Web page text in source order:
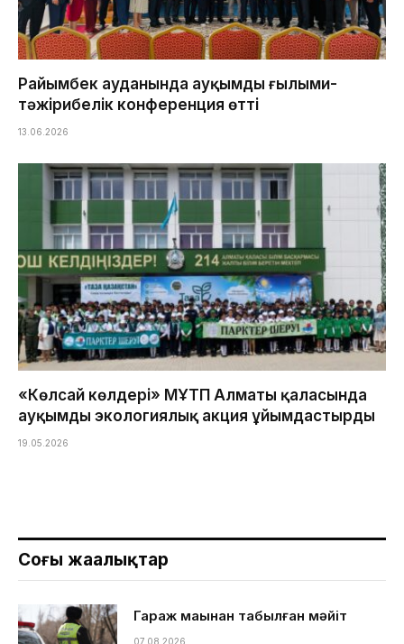
Райымбек ауданында ауқымды ғылыми-
тәжірибелік конференция өтті
13.06.2026
«Көлсай көлдері» МҰТП Алматы қаласында
ауқымды экологиялық акция ұйымдастырды
19.05.2026
Соңғы жаңалықтар
Гараж маңынан табылған мәйіт
07.08.2026